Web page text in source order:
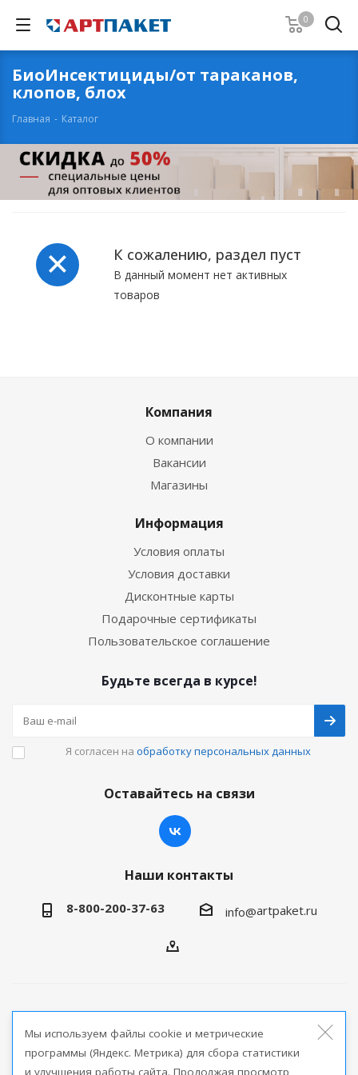
0
БиоИнсектициды/от тараканов,
клопов, блох
Главная - Каталог
К сожалению, раздел пуст
В данный момент нет активных
товаров
Компания
О компании
Вакансии
Магазины
Информация
Условия оплаты
Условия доставки
Дисконтные карты
Подарочные сертификаты
Пользовательское соглашение
Будьте всегда в курсе!
Я согласен на обработку персональных данных
Оставайтесь на связи
Наши контакты
8-800-200-37-63 info@artpaket.ru
продукции
Мы используем файлы cookie и метрические
программы (Яндекс. Метрика) для сбора статистики
и улучшения работы сайта. Продолжая просмотр